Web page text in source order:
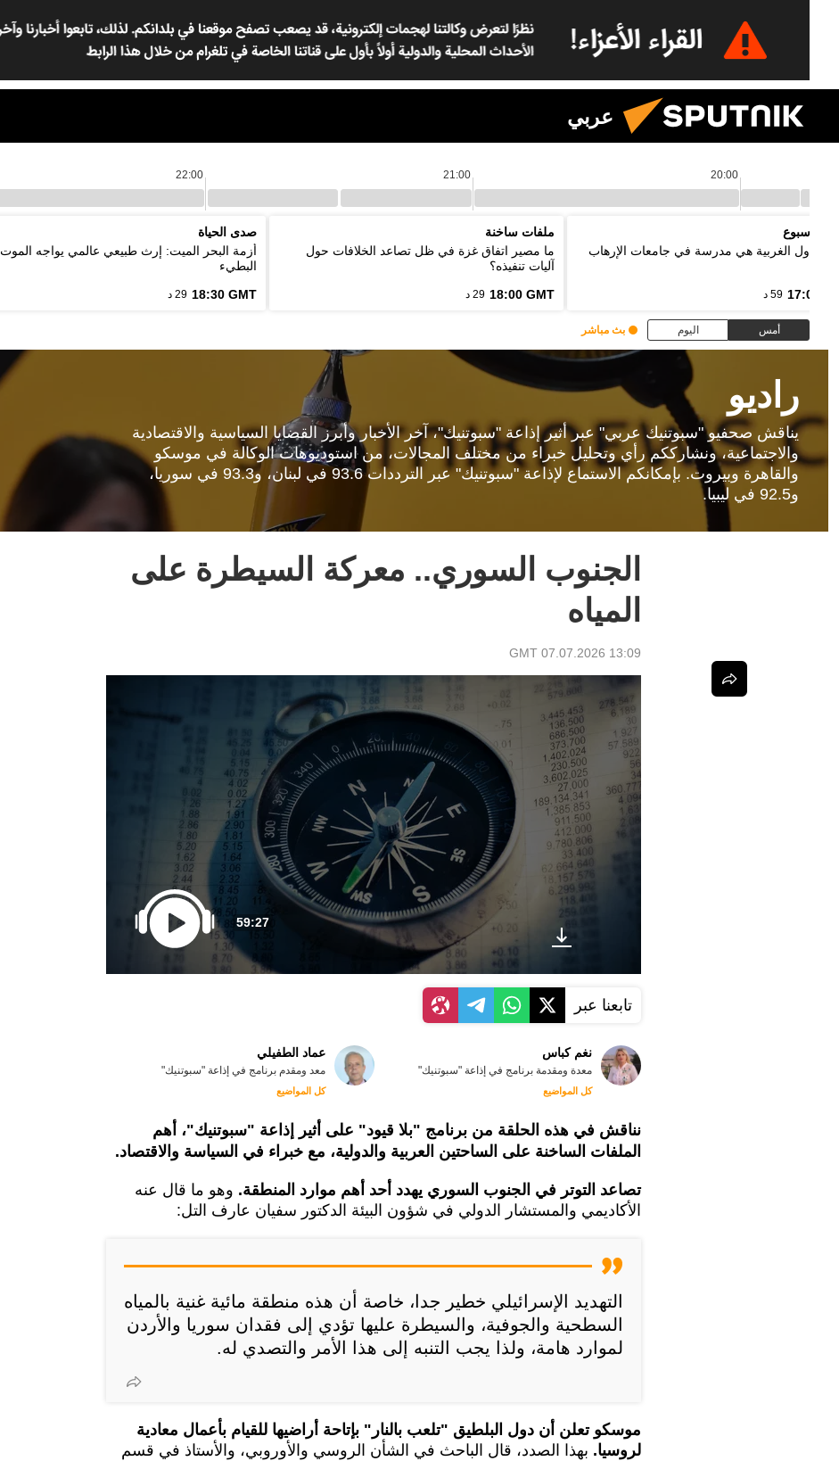
عربي
20:00
21:00
22:00
الأسبوع
الدول الغربية هي مدرسة في جامعات الإرهاب
17:00 59 د
ملفات ساخنة
ما مصير اتفاق غزة في ظل تصاعد الخلافات حول
آليات تنفيذه؟
18:00 GMT 29 د
صدى الحياة
أزمة البحر الميت: إرث طبيعي عالمي يواجه الموت
البطيء
18:30 GMT 29 د
أمس اليوم بث مباشر
راديو
يناقش صحفيو "سبوتنيك عربي" عبر أثير إذاعة "سبوتنيك"، آخر الأخبار وأبرز القضايا السياسية والاقتصادية
والاجتماعية، ونشارككم رأي وتحليل خبراء من مختلف المجالات، من استوديوهات الوكالة في موسكو
والقاهرة وبيروت. بإمكانكم الاستماع لإذاعة "سبوتنيك" عبر الترددات 93.6 في لبنان، و93.3 في سوريا،
و92.5 في ليبيا.
الجنوب السوري.. معركة السيطرة على
المياه
13:09 GMT 07.07.2026
59:27
تابعنا عبر
نغم كباس
معدة ومقدمة برنامج في إذاعة "سبوتنيك"
كل المواضيع
عماد الطفيلي
معد ومقدم برنامج في إذاعة "سبوتنيك"
كل المواضيع
نناقش في هذه الحلقة من برنامج "بلا قيود" على أثير إذاعة "سبوتنيك"، أهم
الملفات الساخنة على الساحتين العربية والدولية، مع خبراء في السياسة والاقتصاد.
تصاعد التوتر في الجنوب السوري يهدد أحد أهم موارد المنطقة. وهو ما قال عنه
الأكاديمي والمستشار الدولي في شؤون البيئة الدكتور سفيان عارف التل:
التهديد الإسرائيلي خطير جدا، خاصة أن هذه منطقة مائية غنية بالمياه
السطحية والجوفية، والسيطرة عليها تؤدي إلى فقدان سوريا والأردن
لموارد هامة، ولذا يجب التنبه إلى هذا الأمر والتصدي له.
موسكو تعلن أن دول البلطيق "تلعب بالنار" بإتاحة أراضيها للقيام بأعمال معادية
لروسيا. بهذا الصدد، قال الباحث في الشأن الروسي والأوروبي، والأستاذ في قسم